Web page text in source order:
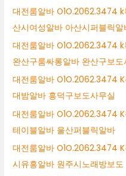
대전룸알바 O1O.2062.3474
산시여성알바 아산시퍼블릭알
대전룸알바 O1O.2062.3474
완산구룸싸롱알바 완산구보도
대전룸알바 O1O.2062.3474
대밤알바 흥덕구보도사무실
대전룸알바 O1O.2062.3474
테이블알바 울산퍼블릭알바
대전룸알바 O1O.2062.3474
시유흥알바 원주시노래방보도